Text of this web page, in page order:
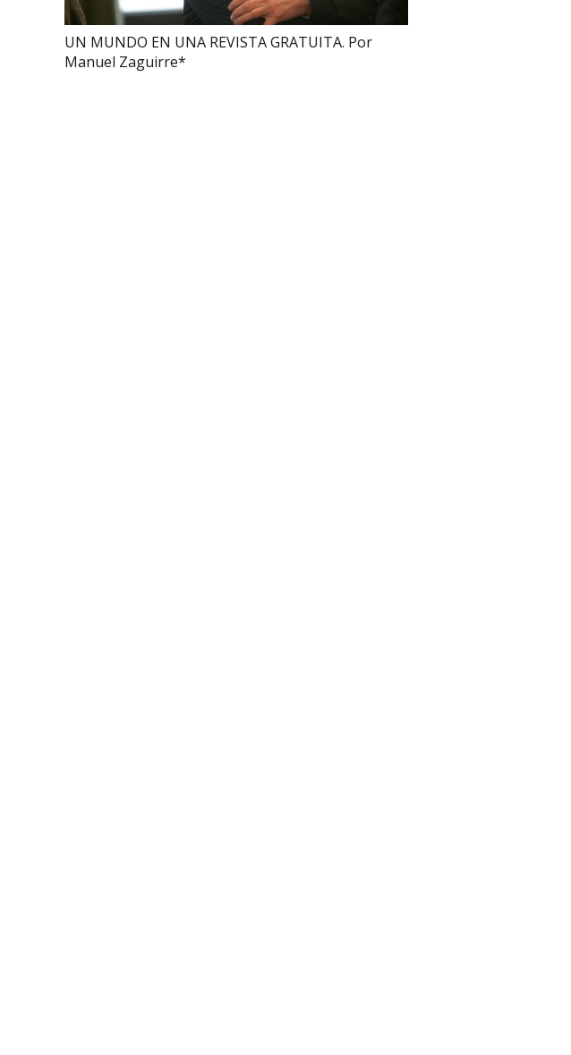
UN MUNDO EN UNA REVISTA GRATUITA. Por
Manuel Zaguirre*